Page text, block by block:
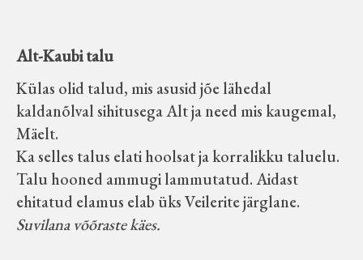
Alt-Kaubi talu
Külas olid talud, mis asusid jõe lähedal
kaldanõlval sihitusega Alt ja need mis kaugemal,
Mäelt.
Ka selles talus elati hoolsat ja korralikku taluelu.
Talu hooned ammugi lammutatud. Aidast
ehitatud elamus elab üks Veilerite järglane.
Suvilana võõraste käes.